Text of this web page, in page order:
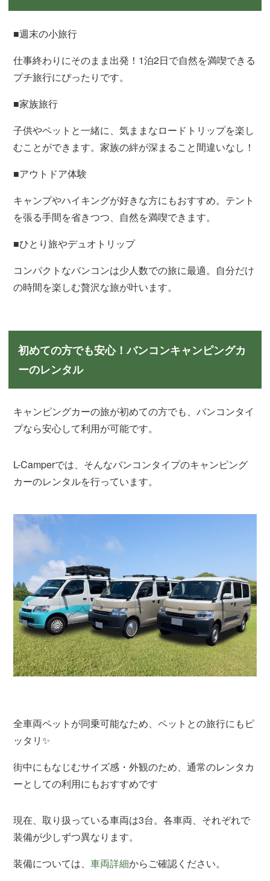
■週末の小旅行
仕事終わりにそのまま出発！1泊2日で自然を満喫できる
プチ旅行にぴったりです。
■家族旅行
子供やペットと一緒に、気ままなロードトリップを楽し
むことができます。家族の絆が深まること間違いなし！
■アウトドア体験
キャンプやハイキングが好きな方にもおすすめ。テント
を張る手間を省きつつ、自然を満喫できます。
■ひとり旅やデュオトリップ
コンパクトなバンコンは少人数での旅に最適。自分だけ
の時間を楽しむ贅沢な旅が叶います。
初めての方でも安心！バンコンキャンピングカ
ーのレンタル
キャンピングカーの旅が初めての方でも、バンコンタイ
プなら安心して利用が可能です。
L-Camperでは、そんなバンコンタイプのキャンピング
カーのレンタルを行っています。
全車両ペットが同乗可能なため、ペットとの旅行にもピ
ッタリ✨
街中にもなじむサイズ感・外観のため、通常のレンタカ
ーとしての利用にもおすすめです
現在、取り扱っている車両は3台。各車両、それぞれで
装備が少しずつ異なります。
装備については、車両詳細からご確認ください。